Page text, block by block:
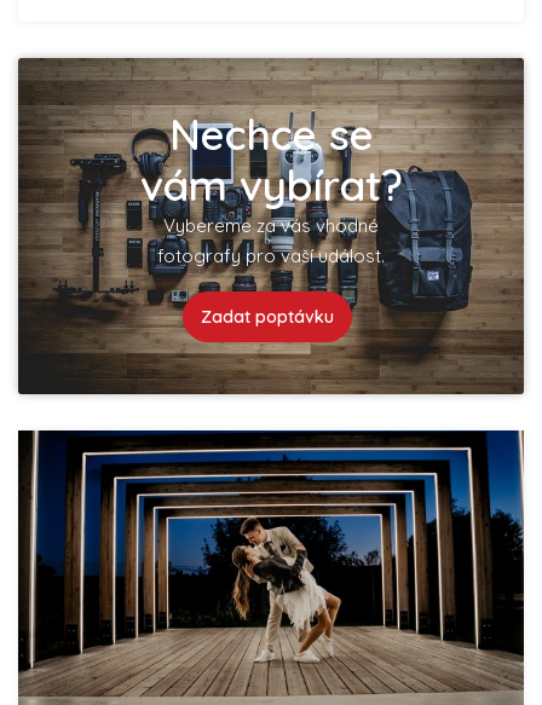
Nechce se
vám vybírat?
Vybereme za vás vhodné
fotografy pro vaší událost.
Zadat poptávku